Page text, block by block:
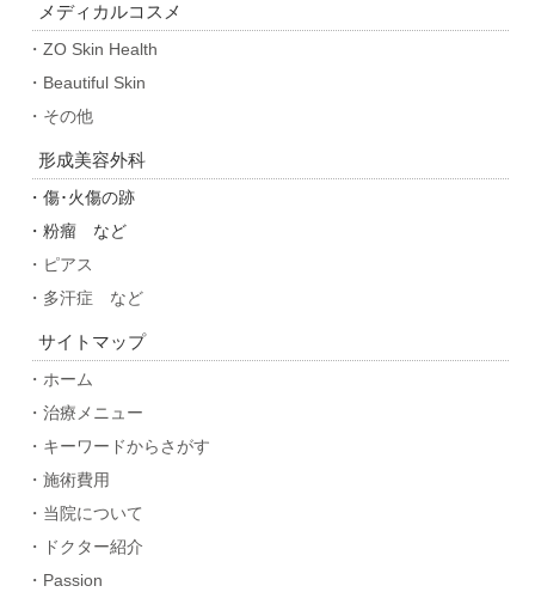
メディカルコスメ
・ZO Skin Health
・Beautiful Skin
・その他
形成美容外科
・傷･火傷の跡
・粉瘤 など
・ピアス
・多汗症 など
サイトマップ
・ホーム
・治療メニュー
・キーワードからさがす
・施術費用
・当院について
・ドクター紹介
・Passion